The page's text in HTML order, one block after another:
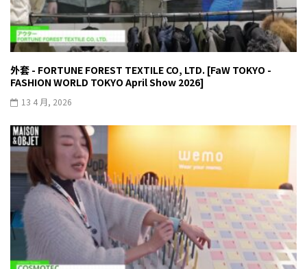
外套 - FORTUNE FOREST TEXTILE CO, LTD. [FaW TOKYO -
FASHION WORLD TOKYO April Show 2026]
13 4 月, 2026